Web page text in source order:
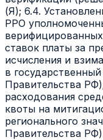
(Я); 6.4.
РРО
ставок платы за
исчисления и
в
Правительства
расходования
квоты на
регионального
Правительства